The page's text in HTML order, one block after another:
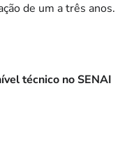
de um a três anos.
técnico no SENAI